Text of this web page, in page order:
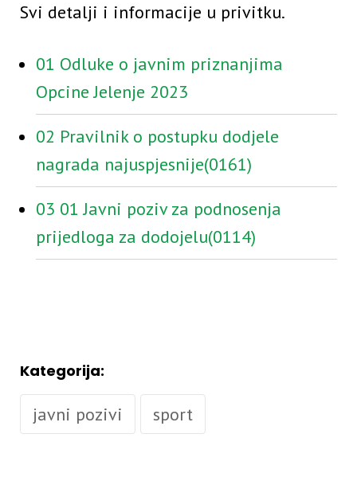
Svi detalji i informacije u privitku.
01 Odluke o javnim priznanjima
Opcine Jelenje 2023
02 Pravilnik o postupku dodjele
nagrada najuspjesnije(0161)
03 01 Javni poziv za podnosenja
prijedloga za dodojelu(0114)
Kategorija:
javni pozivi sport